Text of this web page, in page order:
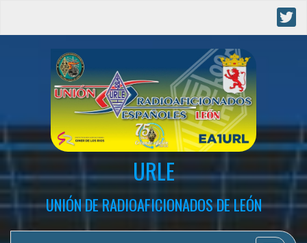
URLE
UNIÓN DE RADIOAFICIONADOS DE LEÓN